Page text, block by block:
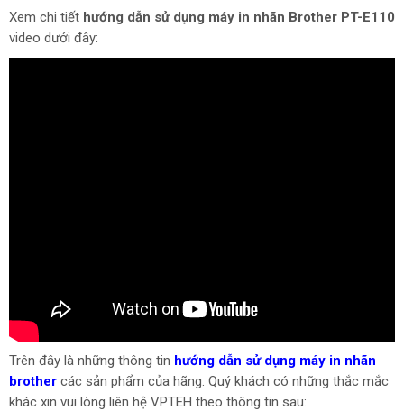
Xem chi tiết hướng dẫn sử dụng máy in nhãn Brother PT-E110
video dưới đây:
Trên đây là những thông tin hướng dẫn sử dụng máy in nhãn
brother các sản phẩm của hãng. Quý khách có những thắc mắc
khác xin vui lòng liên hệ VPTEH theo thông tin sau: